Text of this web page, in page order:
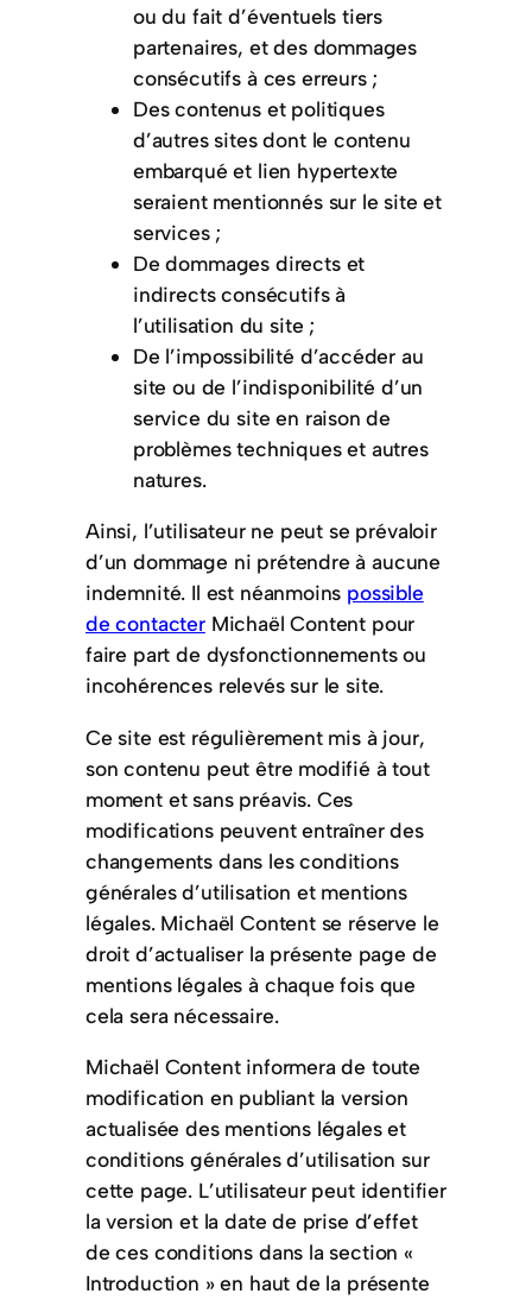
ou du fait d’éventuels tiers
partenaires, et des dommages
consécutifs à ces erreurs ;
Des contenus et politiques
d’autres sites dont le contenu
embarqué et lien hypertexte
seraient mentionnés sur le site et
services ;
De dommages directs et
indirects consécutifs à
l’utilisation du site ;
De l’impossibilité d’accéder au
site ou de l’indisponibilité d’un
service du site en raison de
problèmes techniques et autres
natures.
Ainsi, l’utilisateur ne peut se prévaloir
d’un dommage ni prétendre à aucune
indemnité. Il est néanmoins possible
de contacterMichaël Content pour
faire part de dysfonctionnements ou
incohérences relevés sur le site.
Ce site est régulièrement mis à jour,
son contenu peut être modifié à tout
moment et sans préavis. Ces
modifications peuvent entraîner des
changements dans les conditions
générales d’utilisation et mentions
légales. Michaël Content se réserve le
droit d’actualiser la présente page de
mentions légales à chaque fois que
cela sera nécessaire.
Michaël Content informera de toute
modification en publiant la version
actualisée des mentions légales et
conditions générales d’utilisation sur
cette page. L’utilisateur peut identifier
la version et la date de prise d’effet
de ces conditions dans la section «
Introduction » en haut de la présente